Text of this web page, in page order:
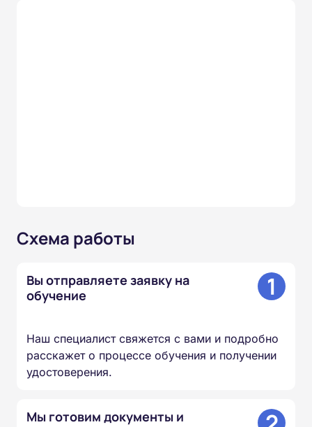
Схема работы
Вы отправляете заявку на
обучение
1
Наш специалист свяжется с вами и подробно
расскажет о процессе обучения и получении
удостоверения.
Мы готовим документы и